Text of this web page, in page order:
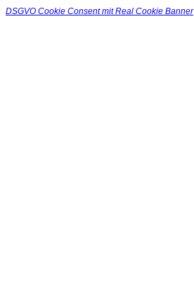
DSGVO Cookie Consent mit Real Cookie Banner